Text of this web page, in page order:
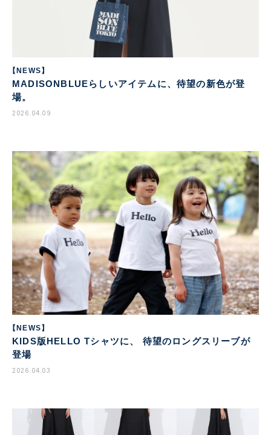
【NEWS】
MADISONBLUEらしいアイテムに、待望の新色が登
場。
2026.04.09
【NEWS】
KIDS版HELLO Tシャツに、 待望のロングスリーブが
登場
2026.04.03